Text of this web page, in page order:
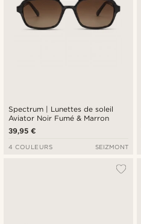
Spectrum | Lunettes de soleil
Aviator Noir Fumé & Marron
39,95 €
4 COULEURS SEIZMONT